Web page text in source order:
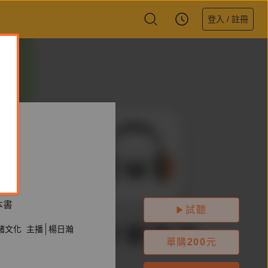
登入 / 註冊
書
文化 主播 楊日瀚
試聽
單購200 元